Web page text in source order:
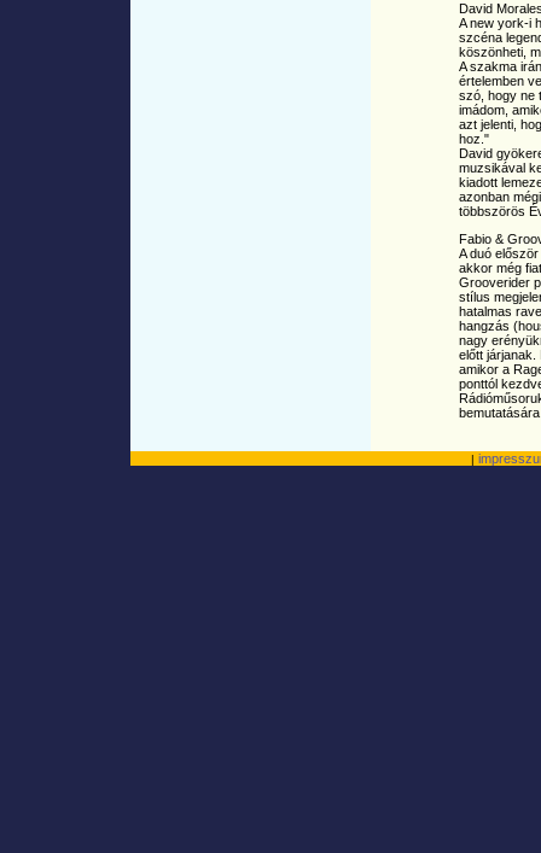
David
A new york-i
szcéna
köszönheti,
A szakma
értelemben
szó, hogy ne
imádom,
azt jelenti,
hoz."
David
muzsikával
kiadott
azonban
többszörös
Fabio &
A duó
akkor még
Grooverider
stílus
hatalmas
hangzás
nagy
előtt járjanak.
amikor a
ponttól
|